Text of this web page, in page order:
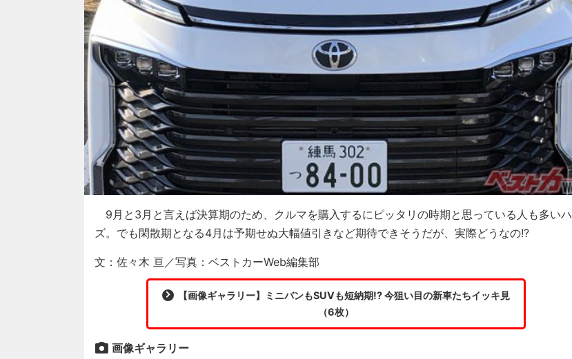
9月と3月と言えば決算期のため、クルマを購入するにピッタリの時期と思っている人も多いハ
ズ。でも閑散期となる4月は予期せぬ大幅値引きなど期待できそうだが、実際どうなの!?
文：佐々木 亘／写真：ベストカーWeb編集部
【画像ギャラリー】ミニバンもSUVも短納期!? 今狙い目の新車たちイッキ見
（6枚）
画像ギャラリー